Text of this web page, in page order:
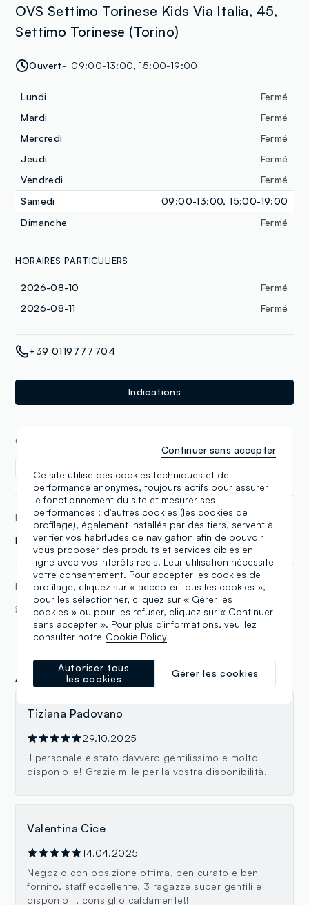
OVS Settimo Torinese Kids Via Italia, 45,
Settimo Torinese (Torino)
Ouvert 09:00-13:00, 15:00-19:00
Lundi
Fermé
Mardi
Fermé
Mercredi
Fermé
Jeudi
Fermé
Vendredi
Fermé
Samedi
09:00-13:00, 15:00-19:00
Dimanche
Fermé
HORAIRES PARTICULIERS
2026-08-10
Fermé
2026-08-11
Fermé
+39 0119777704
Indications
COLLECTIONS
MARQUES
Fagottino
DANS CE MAGASIN
Ovs Friends
Avis
Tiziana Padovano
29.10.2025
Il personale è stato davvero gentilissimo e molto
disponibile! Grazie mille per la vostra disponibilità.
Valentina Cice
14.04.2025
Negozio con posizione ottima, ben curato e ben
fornito, staff eccellente, 3 ragazze super gentili e
disponibili, consiglio caldamente!!
Ce site utilise des cookies techniques et de
performance anonymes, toujours actifs pour assurer
le fonctionnement du site et mesurer ses
performances ; d'autres cookies (les cookies de
profilage), également installés par des tiers, servent à
vérifier vos habitudes de navigation afin de pouvoir
vous proposer des produits et services ciblés en
ligne avec vos intérêts réels. Leur utilisation nécessite
votre consentement. Pour accepter les cookies de
profilage, cliquez sur « accepter tous les cookies »,
pour les sélectionner, cliquez sur « Gérer les
cookies » ou pour les refuser, cliquez sur « Continuer
sans accepter ». Pour plus d'informations, veuillez
consulter notre Cookie Policy
Gérer les cookies
Autoriser tous
les cookies
Continuer sans accepter